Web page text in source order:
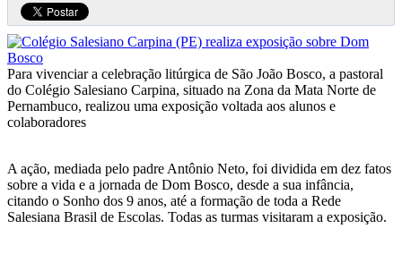
Para vivenciar a celebração litúrgica de São João Bosco, a pastoral
do Colégio Salesiano Carpina, situado na Zona da Mata Norte de
Pernambuco, realizou uma exposição voltada aos alunos e
colaboradores
A ação, mediada pelo padre Antônio Neto, foi dividida em dez fatos
sobre a vida e a jornada de Dom Bosco, desde a sua infância,
citando o Sonho dos 9 anos, até a formação de toda a Rede
Salesiana Brasil de Escolas. Todas as turmas visitaram a exposição.